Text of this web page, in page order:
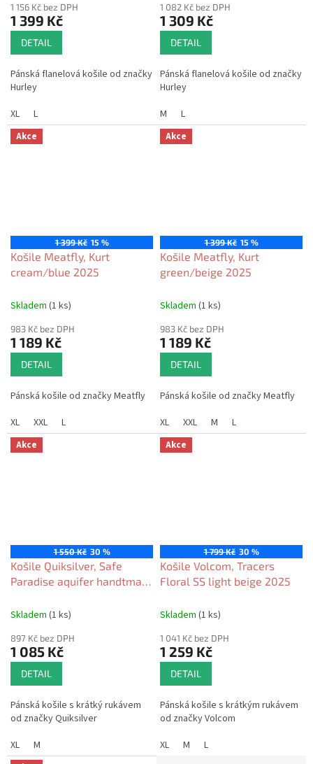
1 156 Kč bez DPH
1 399 Kč
DETAIL
Pánská flanelová košile od značky
Hurley
XL
L
1 082 Kč bez DPH
1 309 Kč
DETAIL
Pánská flanelová košile od značky
Hurley
M
L
Akce
1 399 Kč 15 %
Košile Meatfly, Kurt
cream/blue 2025
Skladem (1 ks)
983 Kč bez DPH
1 189 Kč
DETAIL
Pánská košile od značky Meatfly
XL
XXL L
Akce
1 399 Kč 15 %
Košile Meatfly, Kurt
green/beige 2025
Skladem (1 ks)
983 Kč bez DPH
1 189 Kč
DETAIL
Pánská košile od značky Meatfly
XL
XXL M L
Akce
1 550 Kč 30 %
Košile Quiksilver, Safe
Paradise aquifer handtman
Skladem (1 ks)
897 Kč bez DPH
1 085 Kč
DETAIL
Pánská košile s krátký rukávem
od značky Quiksilver
XL
M
Akce
1 799 Kč 30 %
Košile Volcom, Tracers
Floral SS light beige 2025
Skladem (1 ks)
1 041 Kč bez DPH
1 259 Kč
DETAIL
Pánská košile s krátkým rukávem
od značky Volcom
XL
M L